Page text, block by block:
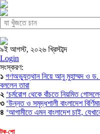
৯ই আগস্ট, ২০২৬ খ্রিস্টাব্দ
Login
সংস্করণ:
১ গণঅভ্যুত্থান নিয়ে আনু মুহাম্মদ ও ড.
বললেন তারা
২ ‘চর্মরোগ থেকে বাঁচতে নিয়মিত
৩ ‘উন্নত ও সমৃদ্ধশালী বাংলাদেশ
৪ ‘আগামীতে এমন বাংলাদেশ চাই,
টক-শো